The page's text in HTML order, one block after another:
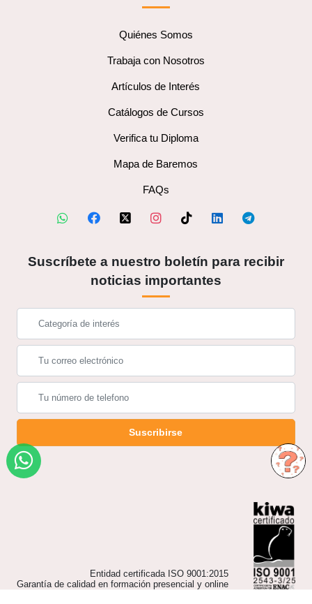
Quiénes Somos
Trabaja con Nosotros
Artículos de Interés
Catálogos de Cursos
Verifica tu Diploma
Mapa de Baremos
FAQs
Suscríbete a nuestro boletín para recibir
noticias importantes
Suscribirse
Entidad certificada ISO 9001:2015
Garantía de calidad en formación presencial y online